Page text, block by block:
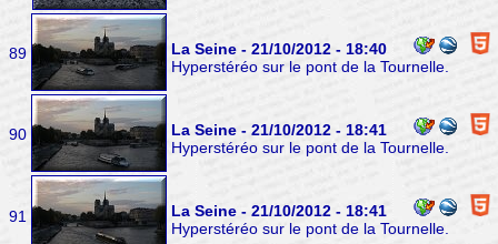
89
La Seine - 21/10/2012 - 18:40
Hyperstéréo sur le pont de la Tournelle.
90
La Seine - 21/10/2012 - 18:41
Hyperstéréo sur le pont de la Tournelle.
91
La Seine - 21/10/2012 - 18:41
Hyperstéréo sur le pont de la Tournelle.